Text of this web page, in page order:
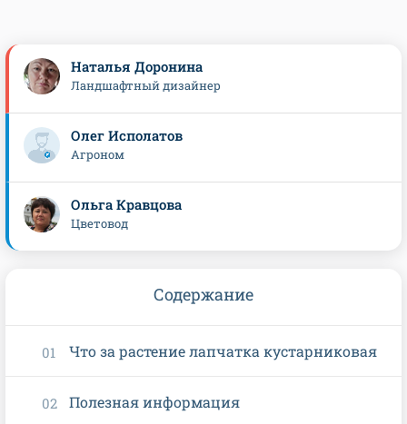
Наталья Доронина
Ландшафтный дизайнер
Олег Исполатов
Агроном
Ольга Кравцова
Цветовод
Содержание
Что за растение лапчатка кустарниковая
Полезная информация